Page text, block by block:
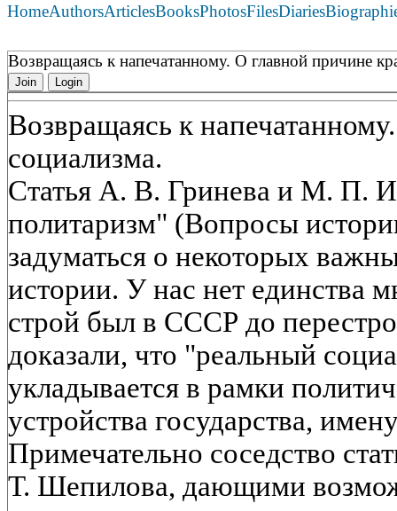
HomeAuthorsArticlesBooksPhotosFilesDiaries
Возвращаясь к напечатанному. О главной причине
Join Login
Возвращаясь к
социализма.
Статья А. В. Гринева и М. П.
политаризм" (Вопросы
задуматься о некоторых
истории. У нас нет единства
строй был в СССР до
доказали, что "реальный
укладывается в рамки
устройства государства,
Примечательно соседство
Т. Шепилова, дающими